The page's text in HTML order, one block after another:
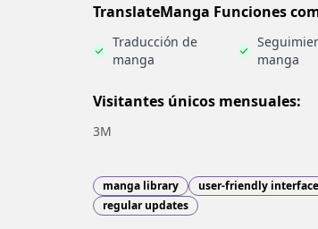
TranslateManga Funciones
Traducción de
manga
manga
Visitantes únicos mensuales:
3M
manga library user-friendly interface
regular updates